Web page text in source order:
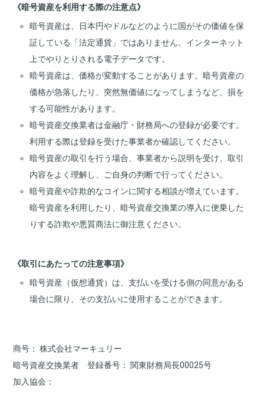
《暗号資産を利用する際の注意点》
暗号資産は、日本円やドルなどのように国がその価値を保
証している「法定通貨」ではありません。インターネット
上でやりとりされる電子データです。
暗号資産は、価格が変動することがあります。暗号資産の
価格が急落したり、突然無価値になってしまうなど、損を
する可能性があります。
暗号資産交換業者は金融庁・財務局への登録が必要です。
利用する際は登録を受けた事業者か確認してください。
暗号資産の取引を行う場合、事業者から説明を受け、取引
内容をよく理解し、ご自身の判断で行ってください。
暗号資産や詐欺的なコインに関する相談が増えています。
暗号資産を利用したり、暗号資産交換業の導入に便乗した
りする詐欺や悪質商法に御注意ください。
《取引にあたっての注意事項》
暗号資産（仮想通貨）は、支払いを受ける側の同意がある
場合に限り、その支払いに使用することができます。
商号
株式会社マーキュリー
暗号資産交換業者 登録番号
関東財務局長00025号
加入協会